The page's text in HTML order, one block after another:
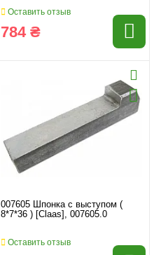
Оставить отзыв
784 ₴
007605 Шпонка с выступом (
8*7*36 ) [Claas], 007605.0
Оставить отзыв